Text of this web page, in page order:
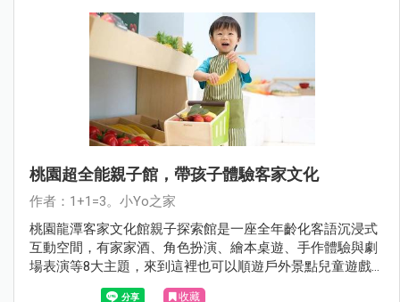
桃園超全能親子館，帶孩子體驗客家文化
作者：1+1=3。小Yo之家
桃園龍潭客家文化館親子探索館是一座全年齡化客語沉浸式
互動空間，有家家酒、角色扮演、繪本桌遊、手作體驗與劇
場表演等8大主題，來到這裡也可以順遊戶外景點兒童遊戲
場，桐花季賞桐花。
收藏